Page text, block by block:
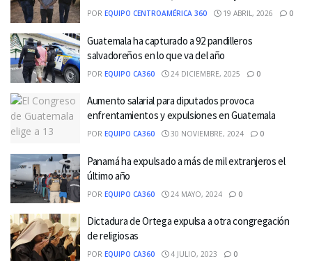
POR EQUIPO CENTROAMÉRICA 360 19 ABRIL, 2026 0
Guatemala ha capturado a 92 pandilleros
salvadoreños en lo que va del año
POR EQUIPO CA360 24 DICIEMBRE, 2025 0
Aumento salarial para diputados provoca
enfrentamientos y expulsiones en Guatemala
POR EQUIPO CA360 30 NOVIEMBRE, 2024 0
Panamá ha expulsado a más de mil extranjeros el
último año
POR EQUIPO CA360 24 MAYO, 2024 0
Dictadura de Ortega expulsa a otra congregación
de religiosas
POR EQUIPO CA360 4 JULIO, 2023 0